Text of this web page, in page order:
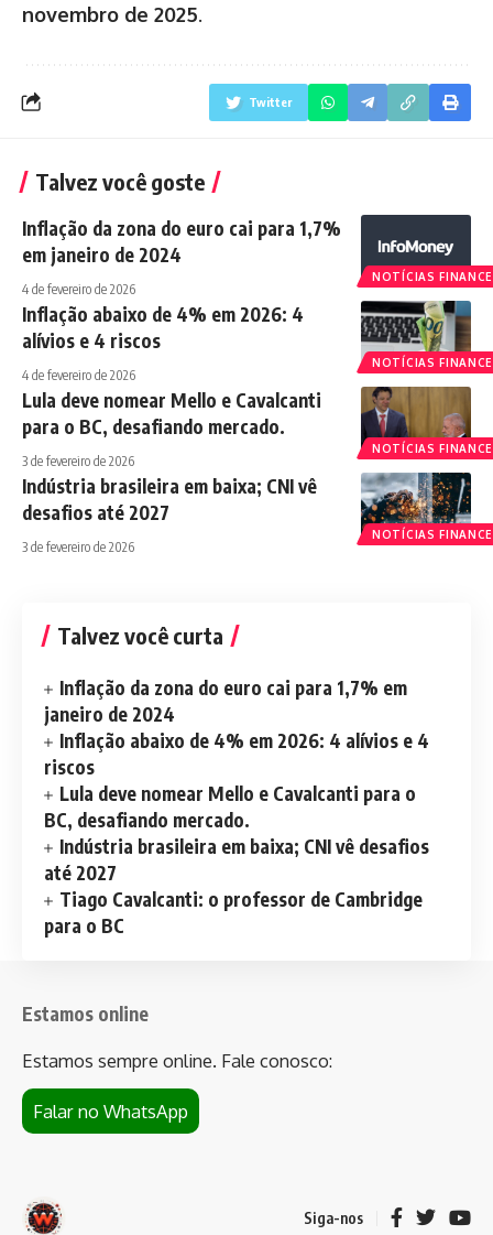
novembro de 2025.
Twitter
Talvez você goste
NOTÍCIAS
Inflação da zona do euro cai para 1,7%
em janeiro de 2024
4 de fevereiro de 2026
NOTÍCIAS
Inflação abaixo de 4% em 2026: 4
alívios e 4 riscos
4 de fevereiro de 2026
NOTÍCIAS
Lula deve nomear Mello e Cavalcanti
para o BC, desafiando mercado.
3 de fevereiro de 2026
NOTÍCIAS
Indústria brasileira em baixa; CNI vê
desafios até 2027
3 de fevereiro de 2026
Talvez você curta
Inflação da zona do euro cai para 1,7% em
janeiro de 2024
Inflação abaixo de 4% em 2026: 4 alívios e 4
riscos
Lula deve nomear Mello e Cavalcanti para o
BC, desafiando mercado.
Indústria brasileira em baixa; CNI vê desafios
até 2027
Tiago Cavalcanti: o professor de Cambridge
para o BC
Estamos online
Estamos sempre online. Fale conosco:
Falar no WhatsApp
Siga-nos